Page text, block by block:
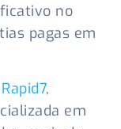
no
pagas em
Rapid7,
em